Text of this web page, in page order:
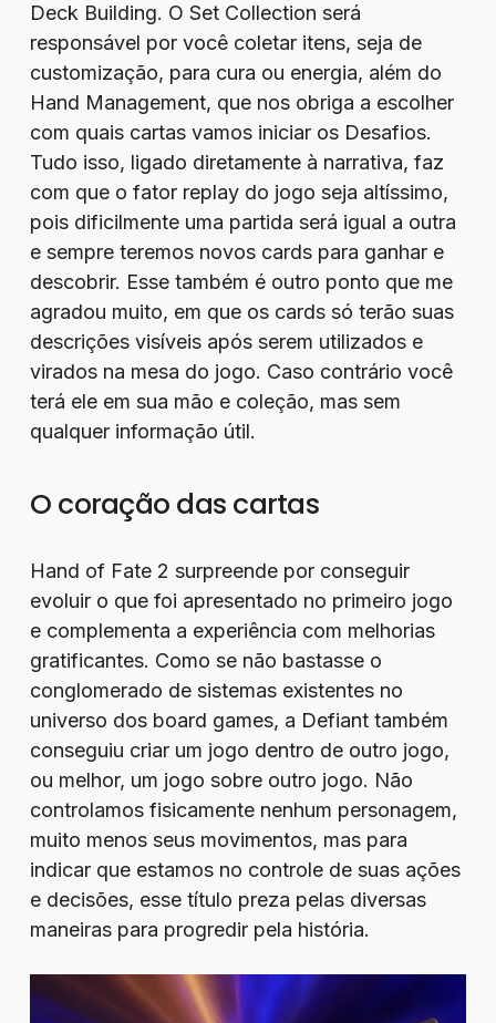
Deck Building. O Set Collection será
responsável por você coletar itens, seja de
customização, para cura ou energia, além do
Hand Management, que nos obriga a escolher
com quais cartas vamos iniciar os Desafios.
Tudo isso, ligado diretamente à narrativa, faz
com que o fator replay do jogo seja altíssimo,
pois dificilmente uma partida será igual a outra
e sempre teremos novos cards para ganhar e
descobrir. Esse também é outro ponto que me
agradou muito, em que os cards só terão suas
descrições visíveis após serem utilizados e
virados na mesa do jogo. Caso contrário você
terá ele em sua mão e coleção, mas sem
qualquer informação útil.
O coração das cartas
Hand of Fate 2 surpreende por conseguir
evoluir o que foi apresentado no primeiro jogo
e complementa a experiência com melhorias
gratificantes. Como se não bastasse o
conglomerado de sistemas existentes no
universo dos board games, a Defiant também
conseguiu criar um jogo dentro de outro jogo,
ou melhor, um jogo sobre outro jogo. Não
controlamos fisicamente nenhum personagem,
muito menos seus movimentos, mas para
indicar que estamos no controle de suas ações
e decisões, esse título preza pelas diversas
maneiras para progredir pela história.